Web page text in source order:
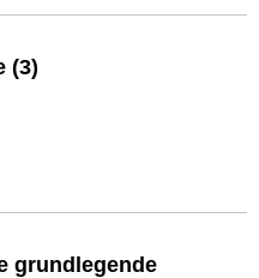
(3)
grundlegende